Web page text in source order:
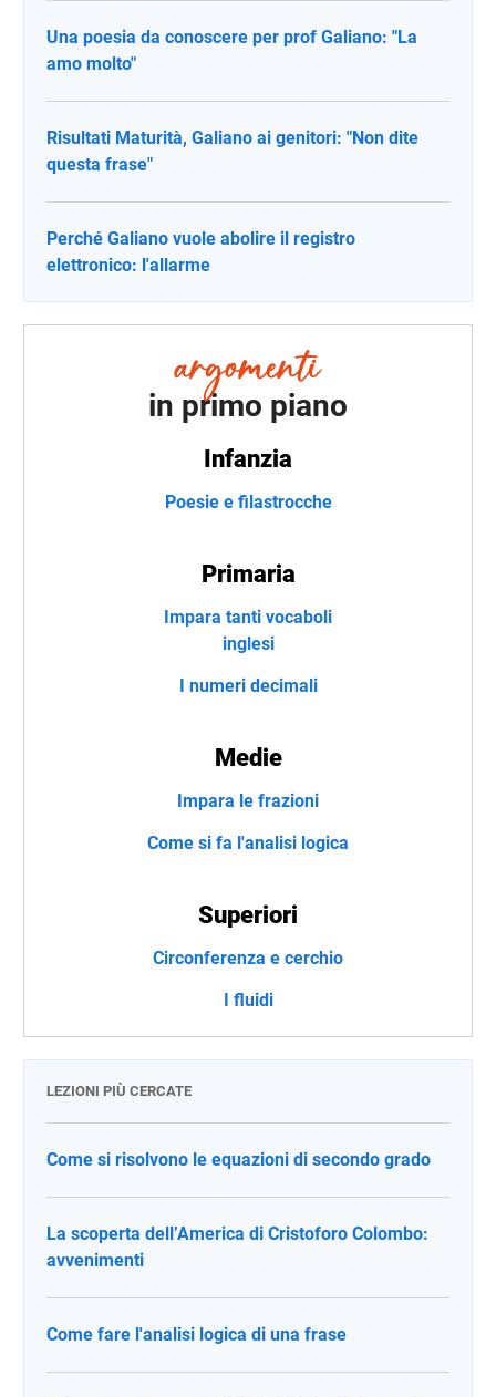
Una poesia da conoscere per prof Galiano: "La
amo molto"
Risultati Maturità, Galiano ai genitori: "Non dite
questa frase"
Perché Galiano vuole abolire il registro
elettronico: l'allarme
in primo piano
Infanzia
Poesie e filastrocche
Primaria
Impara tanti vocaboli
inglesi
I numeri decimali
Medie
Impara le frazioni
Come si fa l'analisi logica
Superiori
Circonferenza e cerchio
I fluidi
LEZIONI PIÙ CERCATE
Come si risolvono le equazioni di secondo grado
La scoperta dell’America di Cristoforo Colombo:
avvenimenti
Come fare l'analisi logica di una frase